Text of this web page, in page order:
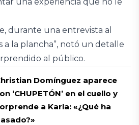
durante una entrevista al
a la plancha”, notó un detalle
al público.
Domínguez aparece
‘CHUPETÓN’ en el cuello y
a Karla: «¿Qué ha